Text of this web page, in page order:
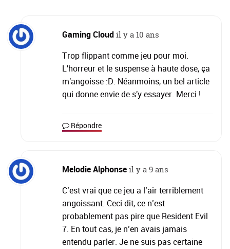
Gaming Cloudil y a 10 ans
Trop flippant comme jeu pour moi.
L'horreur et le suspense à haute dose, ça
m'angoisse :D. Néanmoins, un bel article
qui donne envie de s'y essayer. Merci !
Répondre
Melodie Alphonseil y a 9 ans
C’est vrai que ce jeu a l’air terriblement
angoissant. Ceci dit, ce n’est
probablement pas pire que Resident Evil
7. En tout cas, je n’en avais jamais
entendu parler. Je ne suis pas certaine